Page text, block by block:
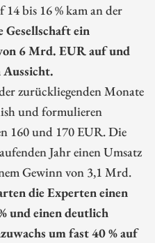
bis 16 % kam an der
Gesellschaft ein
6 Mrd. EUR auf und
zurückliegenden Monate
und formulieren
160 und 170 EUR. Die
Jahr einen Umsatz
Gewinn von 3,1 Mrd.
die Experten einen
und einen deutlich
um fast 40 % auf